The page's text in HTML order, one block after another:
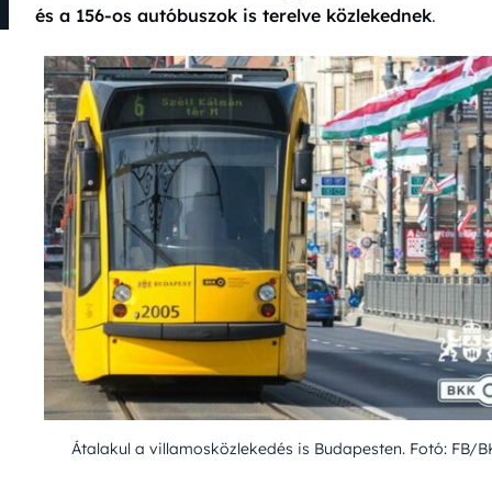
és a 156-os autóbuszok is terelve közlekednek.
Átalakul a villamosközlekedés is Budapesten. Fotó: FB/